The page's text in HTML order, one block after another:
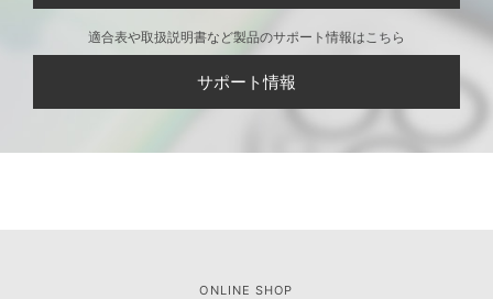
適合表や取扱説明書など製品のサポート情報はこちら
サポート情報
ONLINE SHOP